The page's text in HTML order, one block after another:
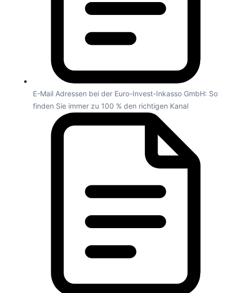
E-Mail Adressen bei der Euro-Invest-Inkasso GmbH: So
finden Sie immer zu 100 % den richtigen Kanal